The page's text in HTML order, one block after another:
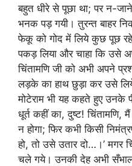
बहुत धीरे से पूछा था; पर न-
भनक पड़ गयी। तुरन्त बाहर
फेकू को गोद में लिये कुछ पूछ
पकड़ लिया और चाहा कि उसे
चिंतामणि जी को अभी अपने
लड़के का हाथ छुड़ा कर उसे
मोटेराम भी यह कहते हुए उनके
धूर्त कहीं का, दुष्ट! चिंतामणि,
न होगा; फिर कभी किसी
हो, तो उसे उतार दो…।’ मगर
चले गये। उनकी देह अभी